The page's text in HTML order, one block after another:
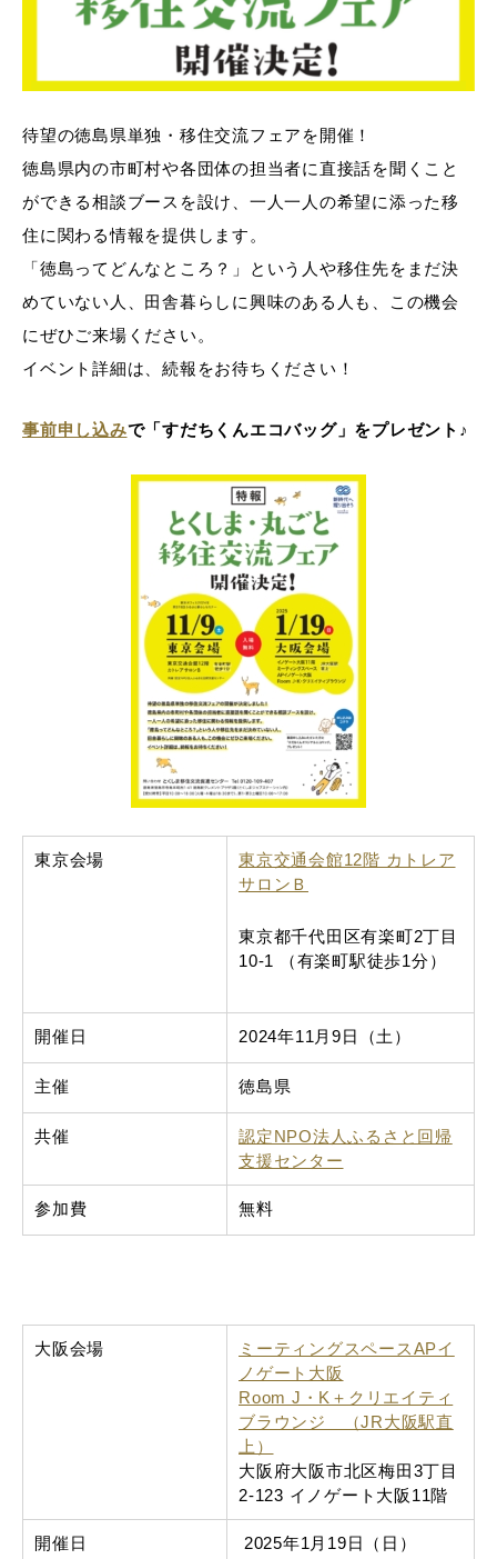
待望の徳島県単独・移住交流フェアを開催！
徳島県内の市町村や各団体の担当者に直接話を聞くこと
ができる相談ブースを設け、一人一人の希望に添った移
住に関わる情報を提供します。
「徳島ってどんなところ？」という人や移住先をまだ決
めていない人、田舎暮らしに興味のある人も、この機会
にぜひご来場ください。
イベント詳細は、続報をお待ちください！
事前申し込みで「すだちくんエコバッグ」をプレゼント♪
東京会場
東京交通会館12階 カトレア
サロンＢ
東京都千代田区有楽町2丁目
10-1 （有楽町駅徒歩1分）
開催日 2024年11月9日（土）
主催 徳島県
共催
認定NPO法人ふるさと回帰
支援センター
参加費 無料
大阪会場
ミーティングスペースAPイ
ノゲート大阪
Room J・K＋クリエイティ
ブラウンジ （JR大阪駅直
上）
大阪府大阪市北区梅田3丁目
2-123 イノゲート大阪11階
開催日 2025年1月19日（日）